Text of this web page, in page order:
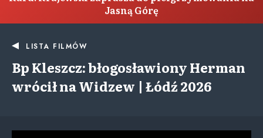
Jasną Górę
LISTA FILMÓW
Bp Kleszcz: błogosławiony Herman
wrócił na Widzew | Łódź 2026